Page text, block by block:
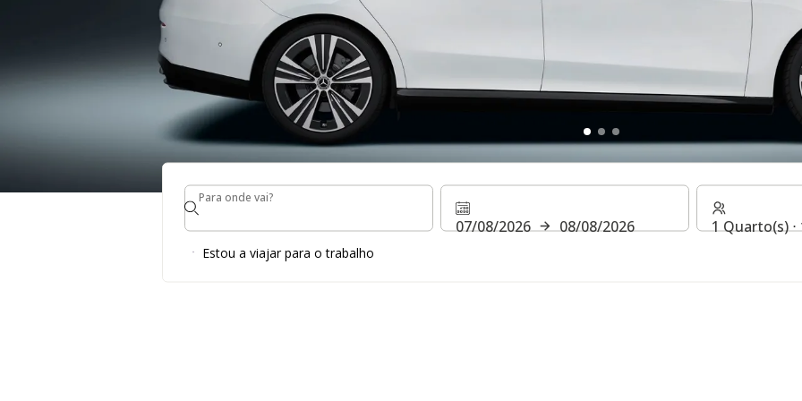
Até 30% de
Para onde vai?
Para onde vai?
07/08/2026 08/08/2026 1 Quarto(s)
Estou a viajar para o trabalho